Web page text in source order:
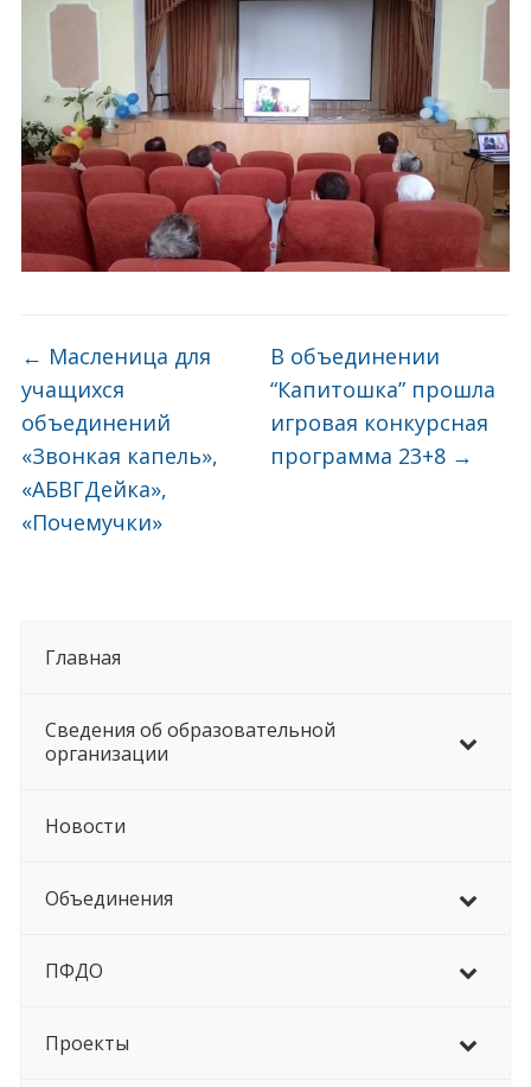
Главная
Сведения об образовательной
организации
Новости
Объединения
ПФДО
Проекты
← Масленица для
учащихся
объединений
«Звонкая капель»,
«АБВГДейка»,
«Почемучки»
В объединении
“Капитошка” прошла
игровая конкурсная
программа 23+8 →